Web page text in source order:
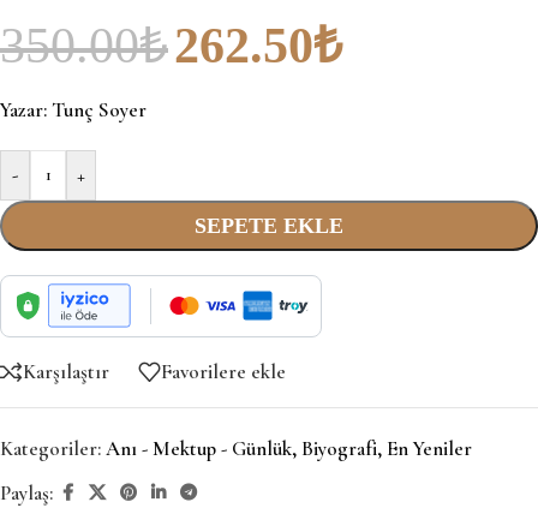
350.00₺262.50₺
Yazar:Tunç Soyer
- +
SEPETE EKLE
Karşılaştır Favorilere ekle
Kategoriler:Anı - Mektup - Günlük, Biyografi, En Yeniler
Paylaş: